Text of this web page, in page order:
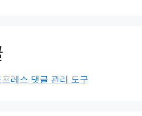
프레스 댓글 관리 도구